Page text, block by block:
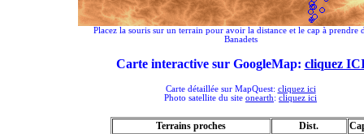
Placez la souris sur un terrain pour avoir la distance et le cap à prendre
Banadets
Carte interactive sur GoogleMap: cliquez
Carte détaillée sur MapQuest: cliquez ici
Photo satellite du site onearth: cliquez ici
Terrains proches Dist.